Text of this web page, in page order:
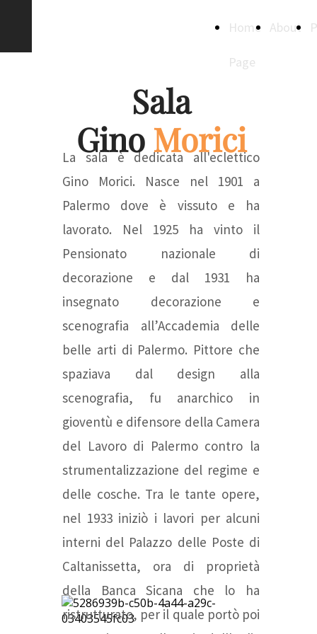
Home
Page
About
Sala
Gino Morici
La sala è dedicata all'eclettico
Gino Morici. Nasce nel 1901 a
Palermo dove è vissuto e ha
lavorato. Nel 1925 ha vinto il
Pensionato nazionale di
decorazione e dal 1931 ha
insegnato decorazione e
scenografia all’Accademia delle
belle arti di Palermo. Pittore che
spaziava dal design alla
scenografia, fu anarchico in
gioventù e difensore della Camera
del Lavoro di Palermo contro la
strumentalizzazione del regime e
delle cosche. Tra le tante opere,
nel 1933 iniziò i lavori per alcuni
interni del Palazzo delle Poste di
Caltanissetta, ora di proprietà
della Banca Sicana che lo ha
ristrutturato, per il quale portò poi